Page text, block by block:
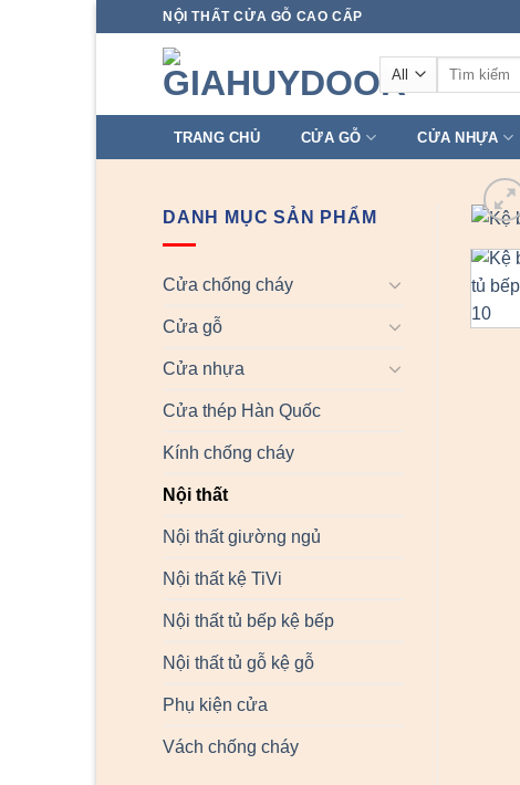
NỘI THẤT CỬA GỖ CAO CẤP
Tìm
TRANG CHỦ CỬA GỖ CỬA NHỰA
DANH MỤC SẢN PHẨM
Cửa chống cháy
Cửa gỗ
Cửa nhựa
Cửa thép Hàn Quốc
Kính chống cháy
Nội thất
Nội thất giường ngủ
Nội thất kệ TiVi
Nội thất tủ bếp kệ bếp
Nội thất tủ gỗ kệ gỗ
Phụ kiện cửa
Vách chống cháy